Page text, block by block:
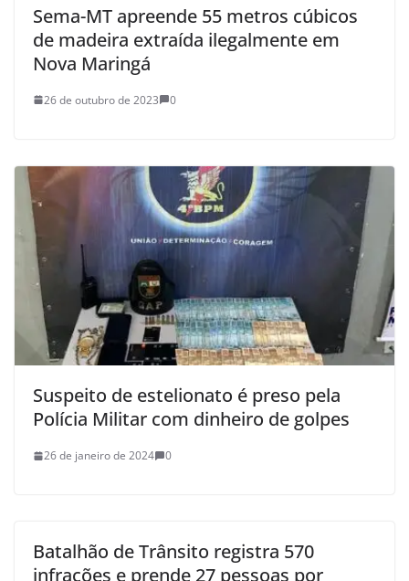
Sema-MT apreende 55 metros cúbicos
de madeira extraída ilegalmente em
Nova Maringá
26 de outubro de 2023 0
Suspeito de estelionato é preso pela
Polícia Militar com dinheiro de golpes
26 de janeiro de 2024 0
Batalhão de Trânsito registra 570
infrações e prende 27 pessoas por